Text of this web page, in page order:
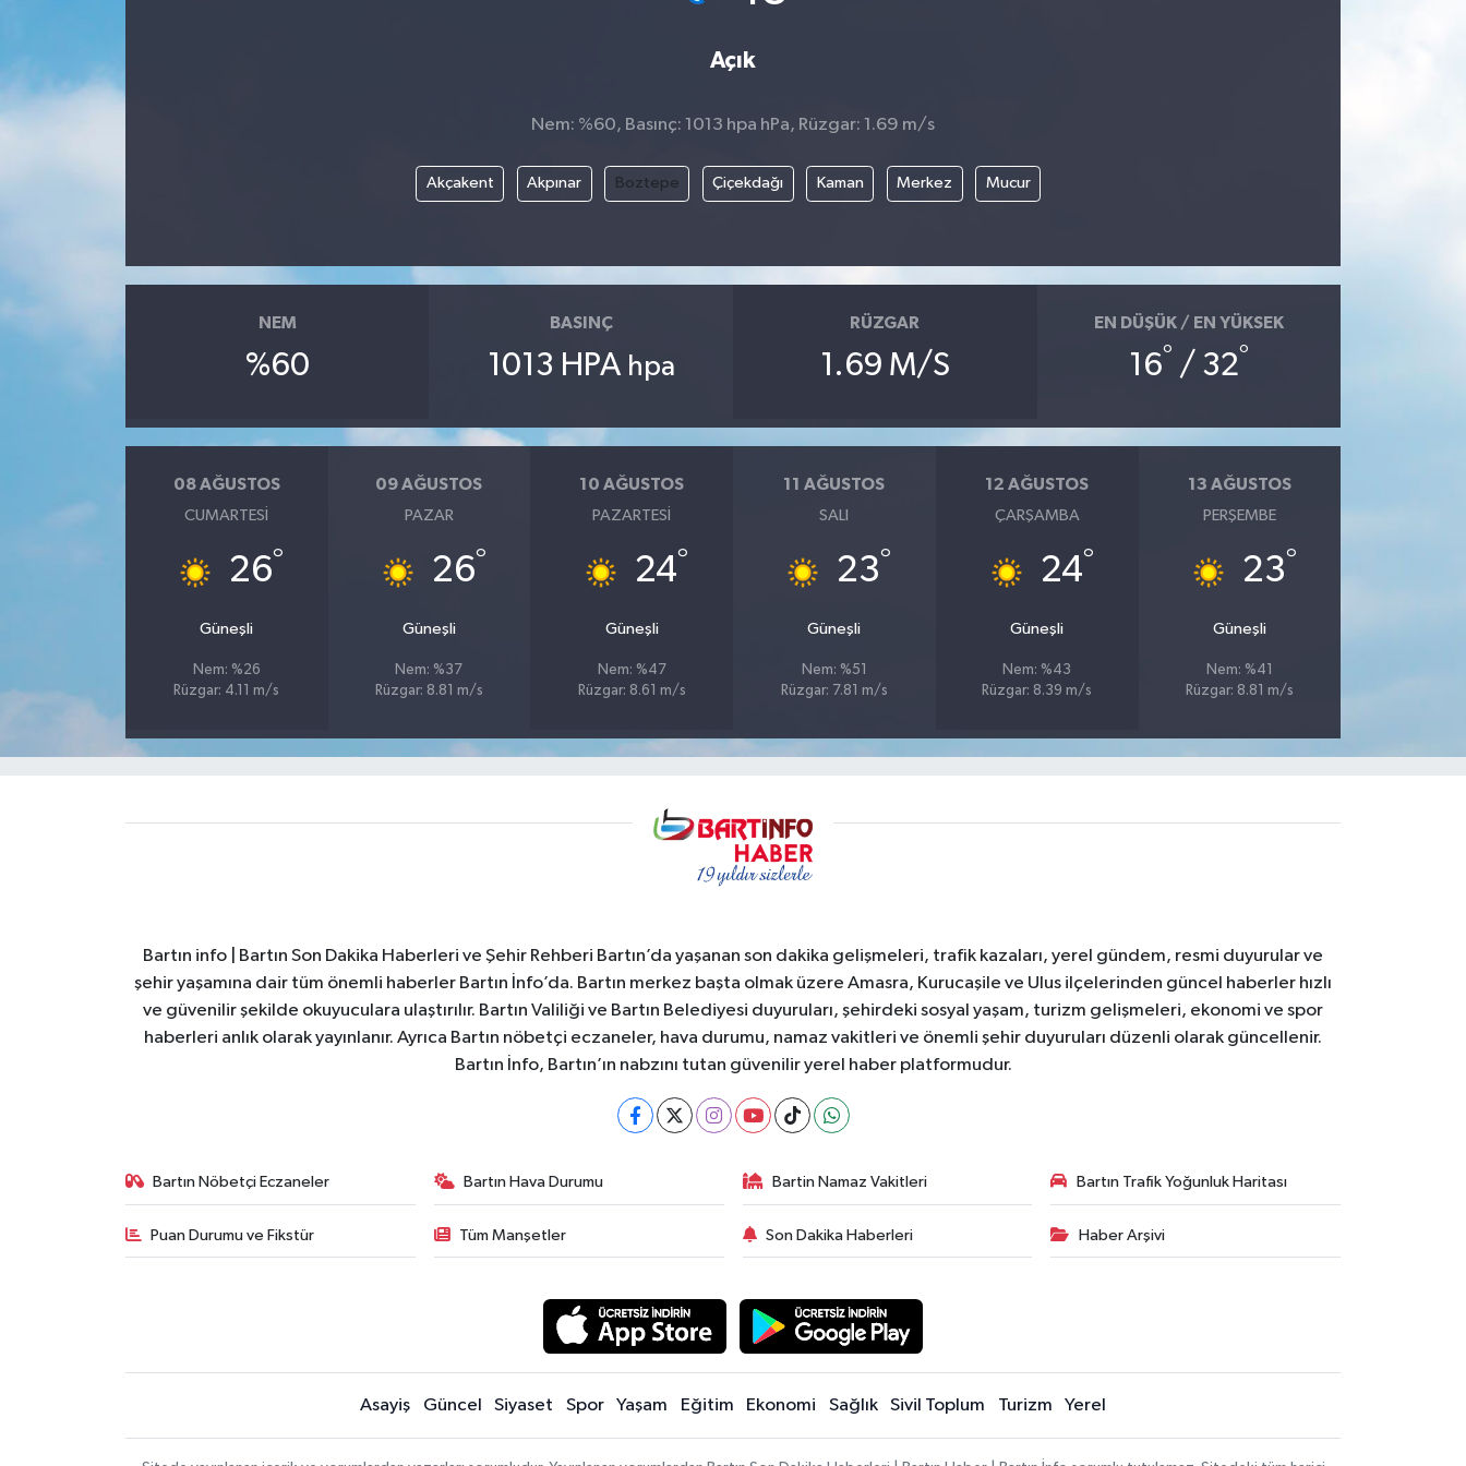
Açık
Nem: %60, Basınç: 1013 hpa hPa, Rüzgar: 1.69 m/s
Akçakent Akpınar Boztepe Çiçekdağı Kaman Merkez Mucur
NEM
%60
BASINÇ
1013 HPA hpa
RÜZGAR
1.69 M/S
EN DÜŞÜK / EN YÜKSEK
16° / 32°
08 AĞUSTOS
CUMARTESI
26°
Güneşli
Nem: %26
Rüzgar: 4.11 m/s
09 AĞUSTOS
PAZAR
26°
Güneşli
Nem: %37
Rüzgar: 8.81 m/s
10 AĞUSTOS
PAZARTESI
24°
Güneşli
Nem: %47
Rüzgar: 8.61 m/s
11 AĞUSTOS
SALI
23°
Güneşli
Nem: %51
Rüzgar: 7.81 m/s
12 AĞUSTOS
ÇARŞAMBA
24°
Güneşli
Nem: %43
Rüzgar: 8.39 m/s
13 AĞUSTOS
PERŞEMBE
23°
Güneşli
Nem: %41
Rüzgar: 8.81 m/s
Bartın info | Bartın Son Dakika Haberleri ve Şehir Rehberi Bartın’da yaşanan son dakika gelişmeleri, trafik kazaları, yerel gündem, resmi duyurular ve
şehir yaşamına dair tüm önemli haberler Bartın İnfo’da. Bartın merkez başta olmak üzere Amasra, Kurucaşile ve Ulus ilçelerinden güncel haberler hızlı
ve güvenilir şekilde okuyuculara ulaştırılır. Bartın Valiliği ve Bartın Belediyesi duyuruları, şehirdeki sosyal yaşam, turizm gelişmeleri, ekonomi ve spor
haberleri anlık olarak yayınlanır. Ayrıca Bartın nöbetçi eczaneler, hava durumu, namaz vakitleri ve önemli şehir duyuruları düzenli olarak güncellenir.
Bartın İnfo, Bartın’ın nabzını tutan güvenilir yerel haber platformudur.
Bartın Nöbetçi Eczaneler Bartın Hava Durumu Bartin Namaz Vakitleri Bartın Trafik Yoğunluk Haritası
Puan Durumu ve Fikstür Tüm Manşetler Son Dakika Haberleri Haber Arşivi
Asayiş Güncel Siyaset Spor Yaşam Eğitim Ekonomi Sağlık Sivil Toplum Turizm Yerel
Sağlık